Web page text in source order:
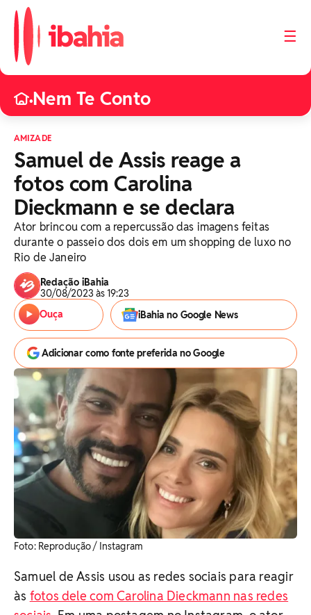
☰
•Nem Te Conto
AMIZADE
Samuel de Assis reage a
fotos com Carolina
Dieckmann e se declara
Ator brincou com a repercussão das imagens feitas
durante o passeio dos dois em um shopping de luxo no
Rio de Janeiro
Redação iBahia
30/08/2023 às 19:23
Ouça
iBahia no Google News
Adicionar como fonte preferida no Google
Foto: Reprodução / Instagram
Samuel de Assis usou as redes sociais para reagir
às fotos dele com Carolina Dieckmann nas redes